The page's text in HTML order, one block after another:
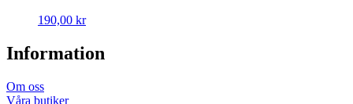
190,00 kr
Information
Om oss
Våra butiker